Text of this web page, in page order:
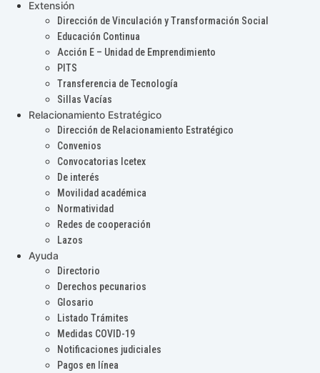
Extensión
Dirección de Vinculación y Transformación Social
Educación Continua
Acción E – Unidad de Emprendimiento
PITS
Transferencia de Tecnología
Sillas Vacías
Relacionamiento Estratégico
Dirección de Relacionamiento Estratégico
Convenios
Convocatorias Icetex
De interés
Movilidad académica
Normatividad
Redes de cooperación
Lazos
Ayuda
Directorio
Derechos pecunarios
Glosario
Listado Trámites
Medidas COVID-19
Notificaciones judiciales
Pagos en línea